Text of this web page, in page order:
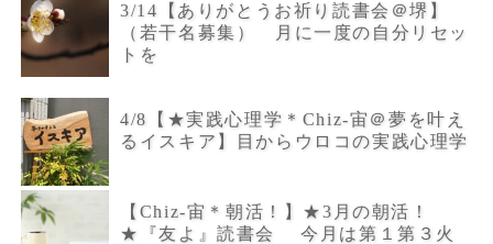
3/14【ありがとうお祈り読書会＠堺】
（若干名募集） 月に一度の自分リセッ
トを
4/8【★実践心理学＊Chiz-宙＠夢を叶え
るイスキア】目からウロコの実践心理学
【Chiz-宙＊朝活！】★3月の朝活！
★『友よ』読書会 今月は第１第３火